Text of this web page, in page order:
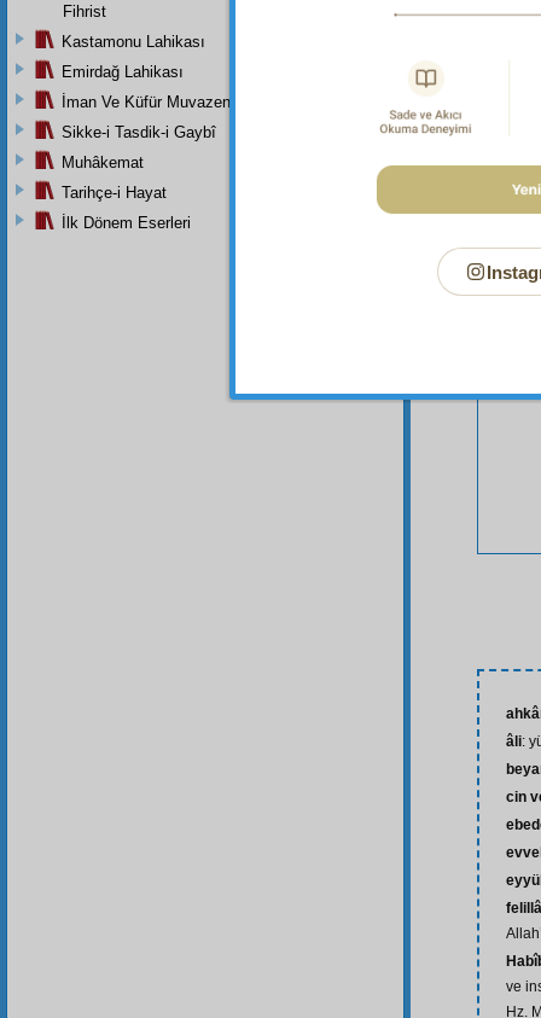
Bu
âli:
cin
ve
Hz.
Fihrist
Kastamonu Lahikası
Emirdağ Lahikası
İman Ve Küfür Muvazeneleri
Sikke-i Tasdik-i Gaybî
Muhâkemat
Tarihçe-i Hayat
İlk Dönem Eserleri